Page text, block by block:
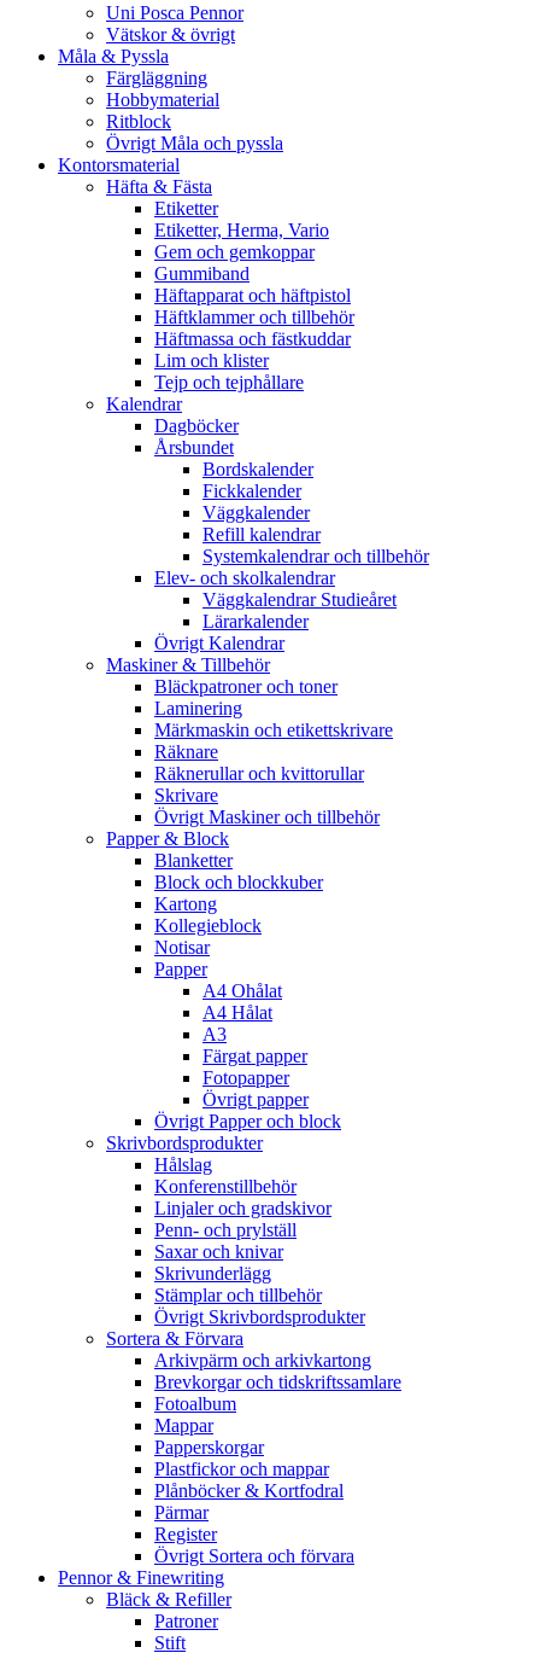
Uni Posca Pennor
Vätskor & övrigt
Måla & Pyssla
Färgläggning
Hobbymaterial
Ritblock
Övrigt Måla och pyssla
Kontorsmaterial
Häfta & Fästa
Etiketter
Etiketter, Herma, Vario
Gem och gemkoppar
Gummiband
Häftapparat och häftpistol
Häftklammer och tillbehör
Häftmassa och fästkuddar
Lim och klister
Tejp och tejphållare
Kalendrar
Dagböcker
Årsbundet
Bordskalender
Fickkalender
Väggkalender
Refill kalendrar
Systemkalendrar och tillbehör
Elev- och skolkalendrar
Väggkalendrar Studieåret
Lärarkalender
Övrigt Kalendrar
Maskiner & Tillbehör
Bläckpatroner och toner
Laminering
Märkmaskin och etikettskrivare
Räknare
Räknerullar och kvittorullar
Skrivare
Övrigt Maskiner och tillbehör
Papper & Block
Blanketter
Block och blockkuber
Kartong
Kollegieblock
Notisar
Papper
A4 Ohålat
A4 Hålat
A3
Färgat papper
Fotopapper
Övrigt papper
Övrigt Papper och block
Skrivbordsprodukter
Hålslag
Konferenstillbehör
Linjaler och gradskivor
Penn- och prylställ
Saxar och knivar
Skrivunderlägg
Stämplar och tillbehör
Övrigt Skrivbordsprodukter
Sortera & Förvara
Arkivpärm och arkivkartong
Brevkorgar och tidskriftssamlare
Fotoalbum
Mappar
Papperskorgar
Plastfickor och mappar
Plånböcker & Kortfodral
Pärmar
Register
Övrigt Sortera och förvara
Pennor & Finewriting
Bläck & Refiller
Patroner
Stift